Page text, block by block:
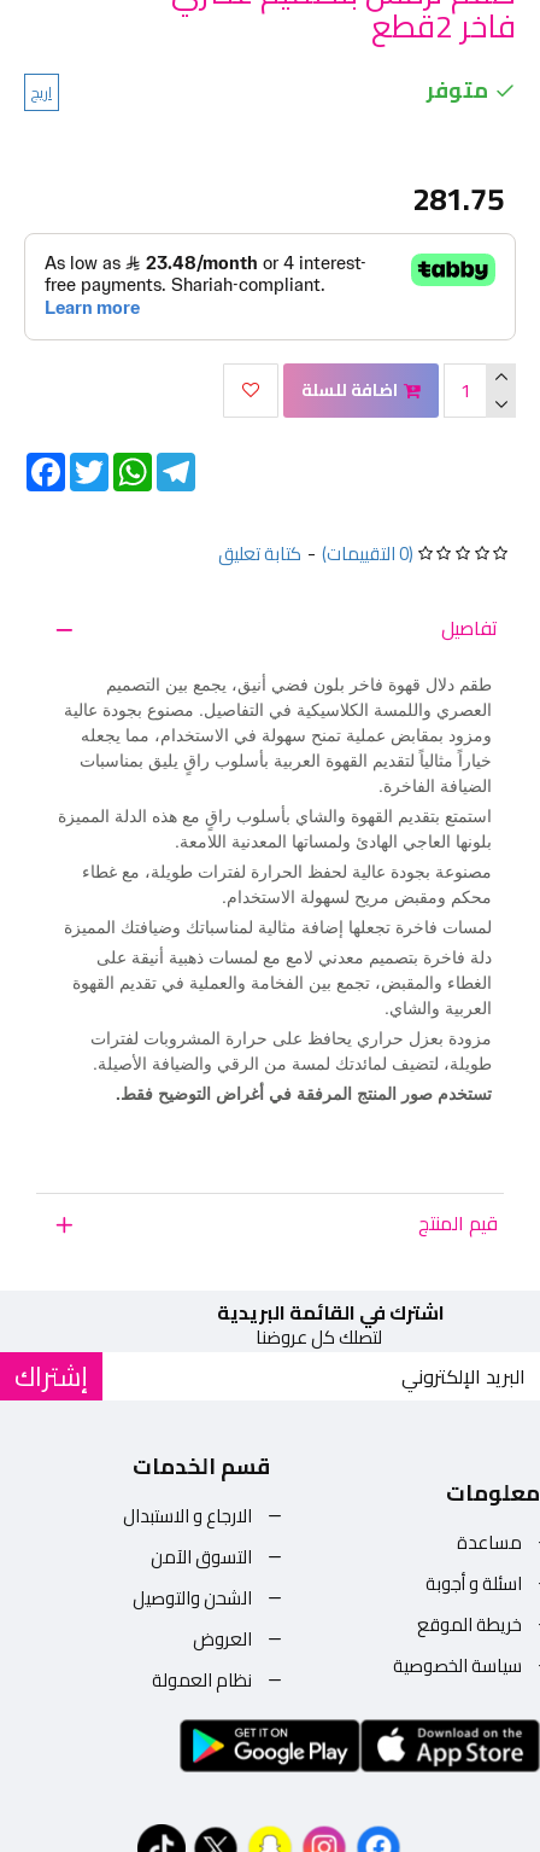
فاخر 2قطع
متوفر اريج
(0 التقييمات) - كتابة تعليق
281.75
اضافة للسلة
Twitter
WhatsAppTelegram
تفاصيل
طقم دلال قهوة فاخر بلون فضي أنيق، يجمع بين التصميم
العصري واللمسة الكلاسيكية في التفاصيل. مصنوع بجودة عالية
ومزود بمقابض عملية تمنح سهولة في الاستخدام، مما يجعله
خياراً مثالياً لتقديم القهوة العربية بأسلوب راقٍ يليق بمناسبات
الضيافة الفاخرة.
استمتع بتقديم القهوة والشاي بأسلوب راقٍ مع هذه الدلة المميزة
بلونها العاجي الهادئ ولمساتها المعدنية اللامعة.
مصنوعة بجودة عالية لحفظ الحرارة لفترات طويلة، مع غطاء
محكم ومقبض مريح لسهولة الاستخدام.
لمسات فاخرة تجعلها إضافة مثالية لمناسباتك وضيافتك المميزة
دلة فاخرة بتصميم معدني لامع مع لمسات ذهبية أنيقة على
الغطاء والمقبض، تجمع بين الفخامة والعملية في تقديم القهوة
العربية والشاي.
مزودة بعزل حراري يحافظ على حرارة المشروبات لفترات
طويلة، لتضيف لمائدتك لمسة من الرقي والضيافة الأصيلة.
تستخدم صور المنتج المرفقة في أغراض التوضيح فقط.
قيم المنتج
اشترك في القائمة البريدية
لتصلك كل عروضنا
إشتراك
معلومات
مساعدة
اسئلة و أجوبة
خريطة الموقع
سياسة الخصوصية
قسم الخدمات
الارجاع و الاستبدال
التسوق الآمن
الشحن والتوصيل
العروض
نظام العمولة